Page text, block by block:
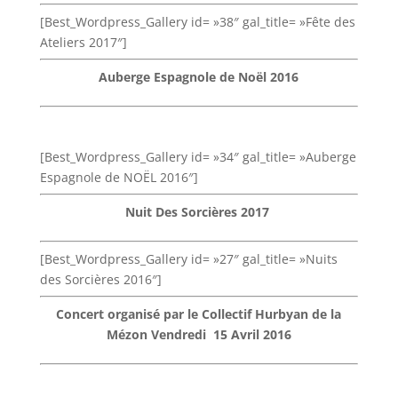
[Best_Wordpress_Gallery id= »38″ gal_title= »Fête des
Ateliers 2017″]
Auberge Espagnole de Noël 2016
[Best_Wordpress_Gallery id= »34″ gal_title= »Auberge
Espagnole de NOËL 2016″]
Nuit Des Sorcières 2017
[Best_Wordpress_Gallery id= »27″ gal_title= »Nuits
des Sorcières 2016″]
Concert organisé par le Collectif Hurbyan de la
Mézon Vendredi 15 Avril 2016